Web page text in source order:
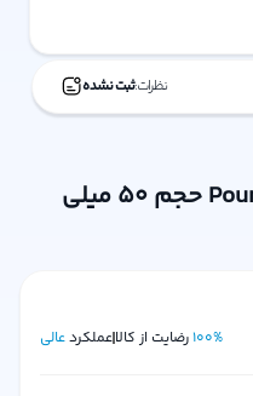
نظرات:ثبت نشده
دالچی گابانا مدل Pour Femme حجم 50 میلی
100% رضایت از کالاعملکردعالی